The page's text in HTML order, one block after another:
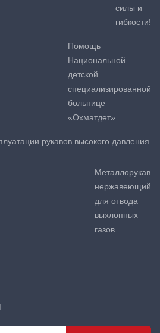
силы и
гибкости!
Помощь
Национальной
детской
специализированной
больнице
«Охматдет»
рукавов высокого давления
Металлорукав
нержавеющий
для отвода
выхлопных
газов